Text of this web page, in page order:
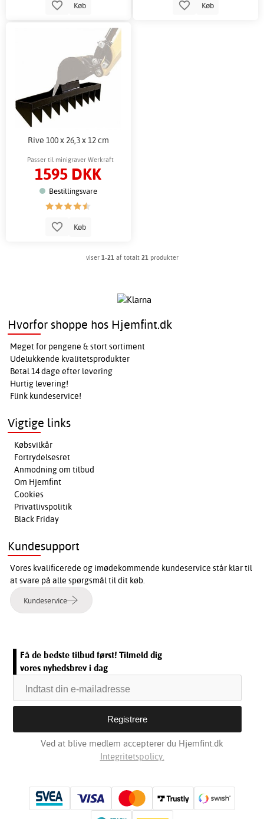
Køb Køb
Rive 100 x 26,3 x 12 cm
Passer til minigraver Werkraft
1595 DKK
Bestillingsvare
Køb
viser 1-21af totalt 21produkter
Hvorfor shoppe hos Hjemfint.dk
Meget for pengene & stort sortiment
Udelukkende kvalitetsprodukter
Betal 14 dage efter levering
Hurtig levering!
Flink kundeservice!
Vigtige links
Købsvilkår
Fortrydelsesret
Anmodning om tilbud
Om Hjemfint
Cookies
Privatlivspolitik
Black Friday
Kundesupport
Vores kvalificerede og imødekommende kundeservice står klar til
at svare på alle spørgsmål til dit køb.
Kundeservice
Få de bedste tilbud først! Tilmeld dig
vores nyhedsbrev i dag
Ved at blive medlem accepterer du Hjemfint.dk
Integritetspolicy.